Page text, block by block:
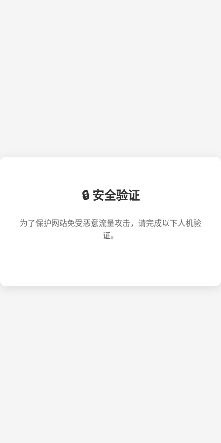
🔒 安全验证
为了保护网站免受恶意流量攻击，请完成以下人机验
证。